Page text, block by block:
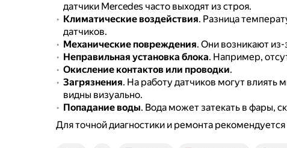
датчики Mercedes часто выходят из строя.
Климатические воздействия. Разница
датчиков.
Механические повреждения. Они возникают из-
Неправильная установка блока. Например,
Окисление контактов или проводки.
Загрязнения. На работу датчиков могут влиять
видны визуально.
Попадание воды. Вода может затекать в фары,
Для точной диагностики и ремонта рекомендуется